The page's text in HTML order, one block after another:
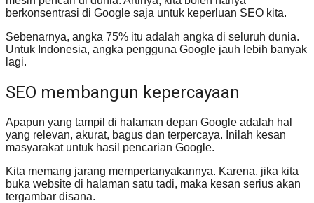
berkonsentrasi di Google saja untuk keperluan SEO kita.
Sebenarnya, angka 75% itu adalah angka di seluruh dunia.
Untuk Indonesia, angka pengguna Google jauh lebih banyak
lagi.
SEO membangun kepercayaan
Apapun yang tampil di halaman depan Google adalah hal
yang relevan, akurat, bagus dan terpercaya. Inilah kesan
masyarakat untuk hasil pencarian Google.
Kita memang jarang mempertanyakannya. Karena, jika kita
buka website di halaman satu tadi, maka kesan serius akan
tergambar disana.